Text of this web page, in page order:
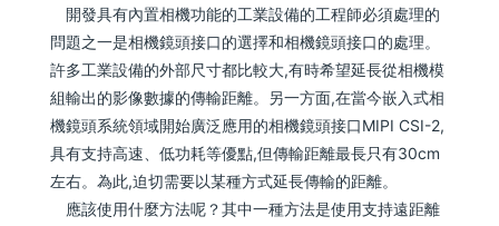
開發具有內置相機功能的工業設備的工程師必須處理的
問題之一是相機鏡頭接口的選擇和相機鏡頭接口的處理。
許多工業設備的外部尺寸都比較大,有時希望延長從相機模
組輸出的影像數據的傳輸距離。另一方面,在當今嵌入式相
機鏡頭系統領域開始廣泛應用的相機鏡頭接口MIPI CSI-2,
具有支持高速、低功耗等優點,但傳輸距離最長只有30cm
左右。為此,迫切需要以某種方式延長傳輸的距離。
應該使用什麼方法呢？其中一種方法是使用支持遠距離